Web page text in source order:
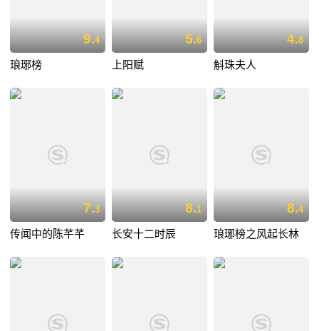
9.4
琅琊榜
5.6
上阳赋
4.8
斛珠夫人
7.3
传闻中的陈芊芊
8.1
长安十二时辰
8.4
琅琊榜之风起长林